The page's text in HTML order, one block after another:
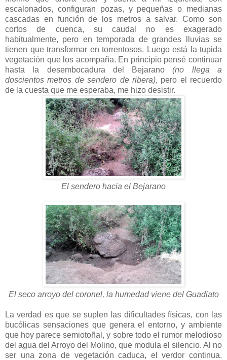
escalonados, configuran pozas, y pequeñas o medianas
cascadas en función de los metros a salvar. Como son
cortos de cuenca, su caudal no es exagerado
habitualmente, pero en temporada de grandes lluvias se
tienen que transformar en torrentosos. Luego está la tupida
vegetación que los acompaña. En principio pensé continuar
hasta la desembocadura del Bejarano(no llega a
doscientos metros de sendero de ribera), pero el recuerdo
de la cuesta que me esperaba, me hizo desistir.
El sendero hacia el Bejarano
El seco arroyo del coronel, la humedad viene del Guadiato
La verdad es que se suplen las dificultades físicas, con las
bucólicas sensaciones que genera el entorno, y ambiente
que hoy parece semiotoñal, y sobre todo el rumor melodioso
del agua del Arroyo del Molino, que modula el silencio. Al no
ser una zona de vegetación caduca, el verdor continua.